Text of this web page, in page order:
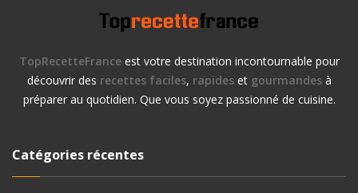
TopRecetteFranceest votre destination incontournable pour
découvrir des recettes faciles, rapideset gourmandesà
préparer au quotidien. Que vous soyez passionné de cuisine.
Catégories récentes